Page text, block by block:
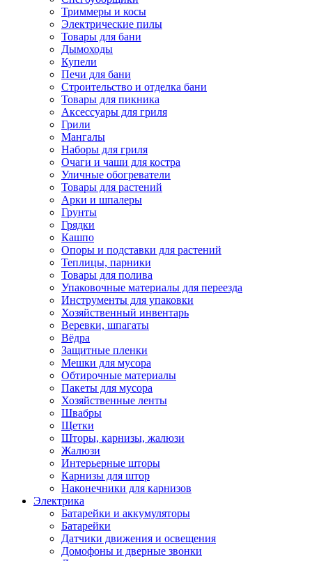
Триммеры и косы
Электрические пилы
Товары для бани
Дымоходы
Купели
Печи для бани
Строительство и отделка бани
Товары для пикника
Аксессуары для гриля
Грили
Мангалы
Наборы для гриля
Очаги и чаши для костра
Уличные обогреватели
Товары для растений
Арки и шпалеры
Грунты
Грядки
Кашпо
Опоры и подставки для растений
Теплицы, парники
Товары для полива
Упаковочные материалы для переезда
Инструменты для упаковки
Хозяйственный инвентарь
Веревки, шпагаты
Вёдра
Защитные пленки
Мешки для мусора
Обтирочные материалы
Пакеты для мусора
Хозяйственные ленты
Швабры
Щетки
Шторы, карнизы, жалюзи
Жалюзи
Интерьерные шторы
Карнизы для штор
Наконечники для карнизов
Электрика
Батарейки и аккумуляторы
Батарейки
Датчики движения и освещения
Домофоны и дверные звонки